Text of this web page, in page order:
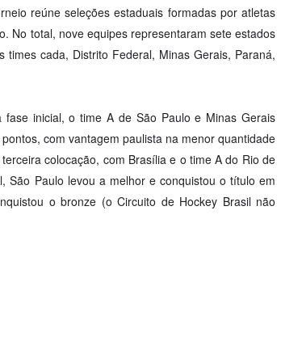
reúne seleções estaduais formadas por atletas
No total, nove equipes representaram sete estados
cada, Distrito Federal, Minas Gerais, Paraná,
fase inicial, o time A de São Paulo e Minas Gerais
com vantagem paulista na menor quantidade
colocação, com Brasília e o time A do Rio de
São Paulo levou a melhor e conquistou o título em
o bronze (o Circuito de Hockey Brasil não